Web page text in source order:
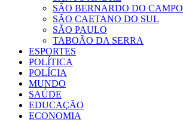
SÃO BERNARDO DO CAMPO
SÃO CAETANO DO SUL
SÃO PAULO
TABOÃO DA SERRA
ESPORTES
POLÍTICA
POLÍCIA
MUNDO
SAÚDE
EDUCAÇÃO
ECONOMIA